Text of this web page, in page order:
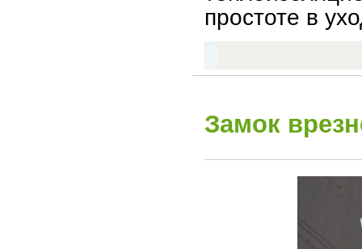
простоте в
Замок